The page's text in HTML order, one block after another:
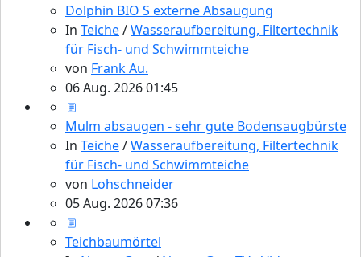
Dolphin BIO S externe Absaugung
In Teiche/Wasseraufbereitung, Filtertechnik
für Fisch- und Schwimmteiche
von Frank Au.
06 Aug. 2026 01:45
Mulm absaugen - sehr gute Bodensaugbürste
In Teiche/Wasseraufbereitung, Filtertechnik
für Fisch- und Schwimmteiche
von Lohschneider
05 Aug. 2026 07:36
Teichbaumörtel